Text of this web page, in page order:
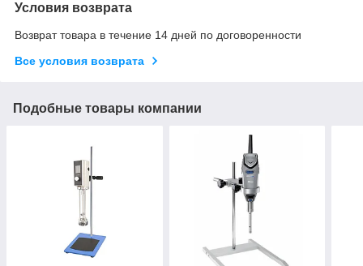
Условия возврата
Возврат товара в течение 14 дней по договоренности
Все условия возврата
Подобные товары компании